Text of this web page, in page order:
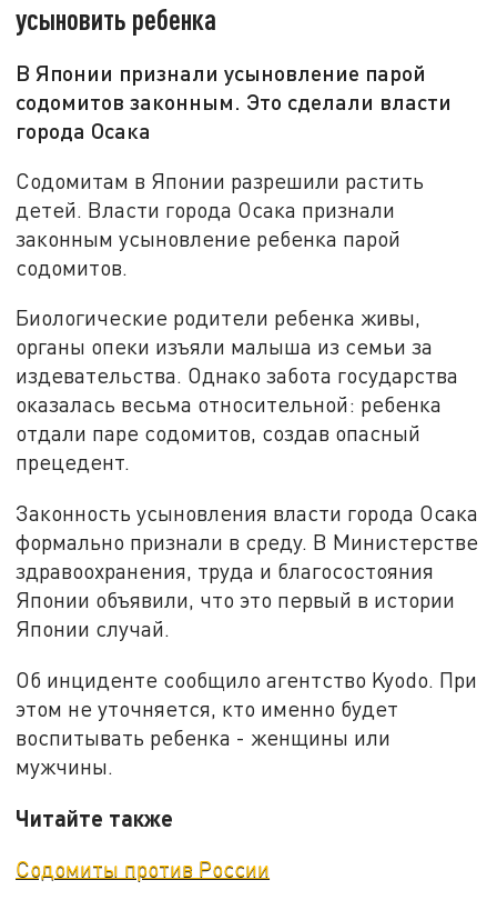
усыновить ребенка
В Японии признали усыновление парой
содомитов законным. Это сделали власти
города Осака
Содомитам в Японии разрешили растить
детей. Власти города Осака признали
законным усыновление ребенка парой
содомитов.
Биологические родители ребенка живы,
органы опеки изъяли малыша из семьи за
издевательства. Однако забота государства
оказалась весьма относительной: ребенка
отдали паре содомитов, создав опасный
прецедент.
Законность усыновления власти города Осака
формально признали в среду. В Министерстве
здравоохранения, труда и благосостояния
Японии объявили, что это первый в истории
Японии случай.
Об инциденте сообщило агентство Kyodo. При
этом не уточняется, кто именно будет
воспитывать ребенка - женщины или
мужчины.
Читайте также
Содомиты против России